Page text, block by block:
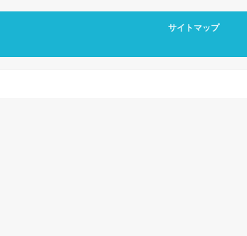
サイトマップ